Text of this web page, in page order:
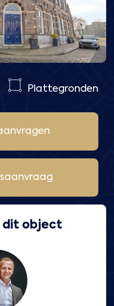
Plattegronden
dit object